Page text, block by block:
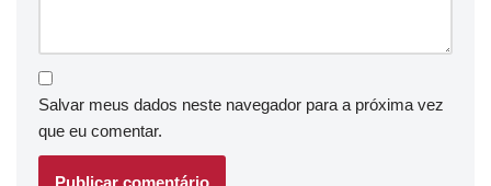
Salvar meus dados neste navegador para a próxima vez
que eu comentar.